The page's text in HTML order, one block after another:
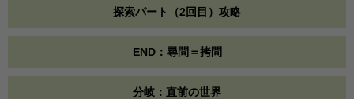
探索パート（2回目）攻略
END：尋問＝拷問
分岐：直前の世界